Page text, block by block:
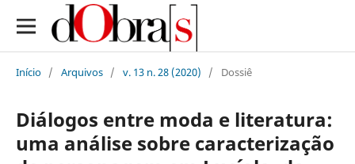
Início / Arquivos / v. 13 n. 28 (2020) / Dossiê
Diálogos entre moda e literatura:
uma análise sobre caracterização